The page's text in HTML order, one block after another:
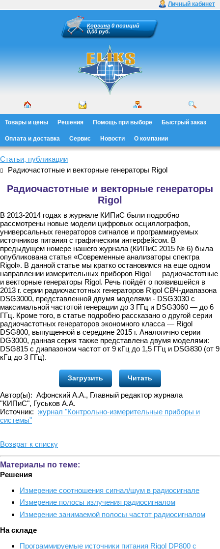
Личный кабинет
Корзина 0 позиций
0,00 руб.
Товары и цены Решения Помощь при выборе Быстрый заказ
Оплата и доставка Сервис Новости О компании
Статьи, публикации
Радиочастотные и векторные генераторы Rigol
Радиочастотные и векторные генераторы
Rigol
В 2013-2014 годах в журнале КИПиС были подробно
рассмотрены новые модели цифровых осциллографов,
универсальных генераторов сигналов и программируемых
источников питания с графическим интерфейсом. В
предыдущем номере нашего журнала (КИПиС 2015 № 6) была
опубликована статья «Современные анализаторы спектра
Rigol». В данной статье мы кратко остановимся на еще одном
направлении измерительных приборов Rigol — радиочастотные
и векторные генераторы Rigol. Речь пойдёт о появившейся в
2013 г. серии радиочастотных генераторов Rigol СВЧ-диапазона
DSG3000, представленной двумя моделями - DSG3030 с
максимальной частотой генерации до 3 ГГц и DSG3060 — до 6
ГГц. Кроме того, в статье подробно рассказано о другой серии
радиочастотных генераторов экономного класса — Rigol
DSG800, выпущенной в середине 2015 г. Аналогично серии
DG3000, данная серия также представлена двумя моделями:
DSG815 с диапазоном частот от 9 кГц до 1,5 ГГц и DSG830 (от 9
кГц до 3 ГГц).
Загрузить Читать
Автор(ы): Афонский А.А., Главный редактор журнала
"КИПиС", Гуськов А.А.
Источник: журнал "Контрольно-измерительные приборы и
системы"
Возврат к списку
Материалы по теме:
Решения
Измерение соотношения сигнал/шум в радиосигнале
Измерение полосы излучения радиосигналом
Измерение занимаемой полосы частот радиосигналом
На складе
Программируемые источники питания Rigol DP800 с